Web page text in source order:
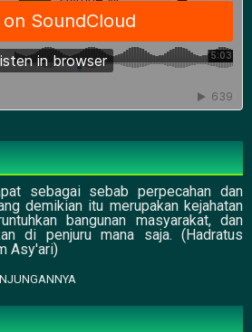
sebagai sebab perpecahan dan
demikian itu merupakan kejahatan
bangunan masyarakat, dan
di penjuru mana saja. (Hadratus
Asy'ari)